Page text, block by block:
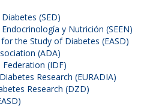
(SED)
y Nutrición (SEEN)
the Study of Diabetes (EASD)
(ADA)
(IDF)
Research (EURADIA)
Research (DZD)